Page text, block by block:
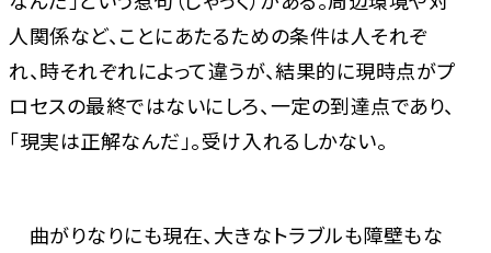
人関係など、ことにあたるための条件は人それぞ
れ、時それぞれによって違うが、結果的に現時点がプ
ロセスの最終ではないにしろ、一定の到達点であり、
「現実は正解なんだ」。受け入れるしかない。
曲がりなりにも現在、大きなトラブルも障壁もな